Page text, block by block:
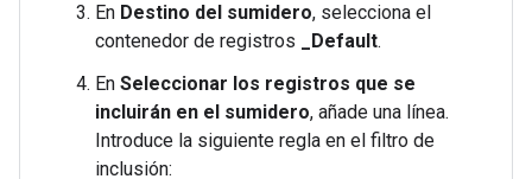
En Destino del sumidero, selecciona el
contenedor de registros
_Default.
En Seleccionar los registros que se
incluirán en el sumidero, añade una línea.
Introduce la siguiente regla en el filtro de
inclusión: